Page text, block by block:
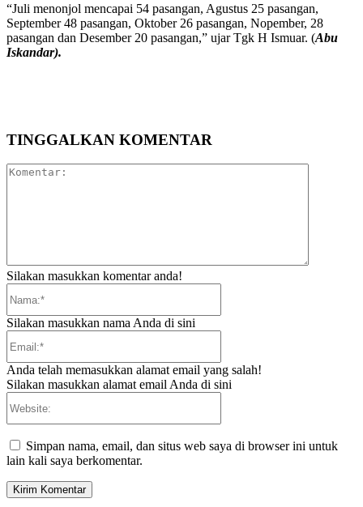
“Juli menonjol mencapai 54 pasangan, Agustus 25 pasangan,
September 48 pasangan, Oktober 26 pasangan, Nopember, 28
pasangan dan Desember 20 pasangan,” ujar Tgk H Ismuar. (Abu
Iskandar).
TINGGALKAN KOMENTAR
Silakan masukkan komentar anda!
Silakan masukkan nama Anda di sini
Anda telah memasukkan alamat email yang salah!
Silakan masukkan alamat email Anda di sini
Simpan nama, email, dan situs web saya di browser ini untuk
lain kali saya berkomentar.